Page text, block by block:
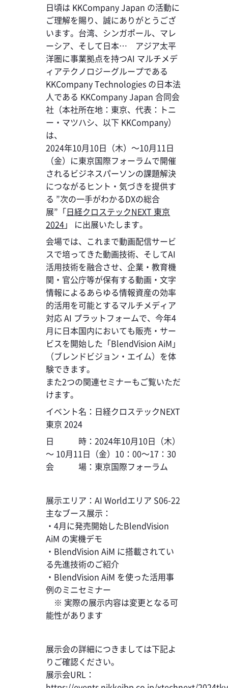
日頃は KKCompany Japan の活動に
ご理解を賜り、誠にありがとうござ
います。台湾、シンガポール、マレ
ーシア、そして日本… アジア太平
洋圏に事業拠点を持つAI マルチメデ
ィアテクノロジーグループである
KKCompany Technologies の日本法
人である KKCompany Japan 合同会
社（本社所在地：東京、代表：トニ
ー・マツハシ、以下 KKCompany）
は、
2024年10月10日（木）～10月11日
（金）に東京国際フォーラムで開催
されるビジネスパーソンの課題解決
につながるヒント・気づきを提供す
る ”次の一手がわかるDXの総合
展”「日経クロステックNEXT 東京
2024」 に出展いたします。
会場では、これまで動画配信サービ
スで培ってきた動画技術、そしてAI
活用技術を融合させ、企業・教育機
関・官公庁等が保有する動画・文字
情報によるあらゆる情報資産の効率
的活用を可能とするマルチメディア
対応 AI プラットフォームで、今年4
月に日本国内においても販売・サー
ビスを開始した「BlendVision AiM」
（ブレンドビジョン・エイム）を体
験できます。
また2つの関連セミナーもご覧いただ
けます。
イベント名：日経クロステックNEXT
東京 2024
日 時：2024年10月10日（木）
～ 10月11日（金）10：00～17：30
会 場：東京国際フォーラム
展示エリア：AI Worldエリア S06-22
主なブース展示：
・4月に発売開始したBlendVision
AiM の実機デモ
・BlendVision AiM に搭載されてい
る先進技術のご紹介
・BlendVision AiM を使った活用事
例のミニセミナー
※ 実際の展示内容は変更となる可
能性があります
展示会の詳細につきましては下記よ
りご確認ください。
展示会URL：